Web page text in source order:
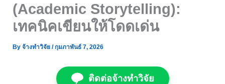
(Academic Storytelling):
เทคนิคเขียนให้โดดเด่น
By จ้างทำวิจัย /กุมภาพันธ์ 7, 2026
ติดต่อจ้างทำวิจัย